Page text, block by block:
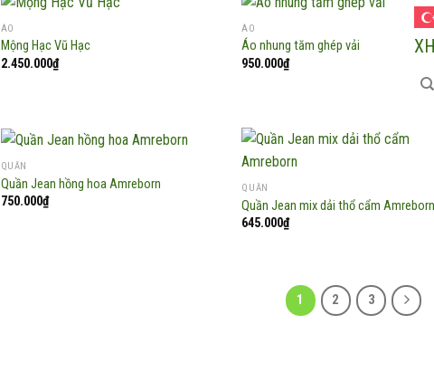
XH
ÁO
Mộng Hạc Vũ Hạc
2.450.000₫
ÁO
Áo nhung tăm ghép vải
950.000₫
QUẦN
Quần Jean hồng hoa Amreborn
750.000₫
QUẦN
Quần Jean mix dải thổ cẩm Amreborn
645.000₫
1 2 3